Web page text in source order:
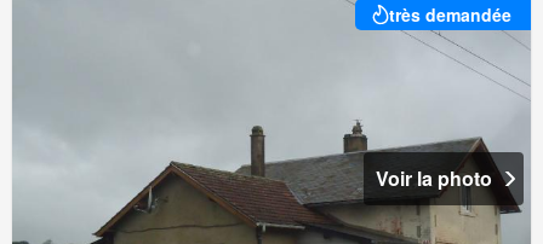
très demandée
Voir la photo